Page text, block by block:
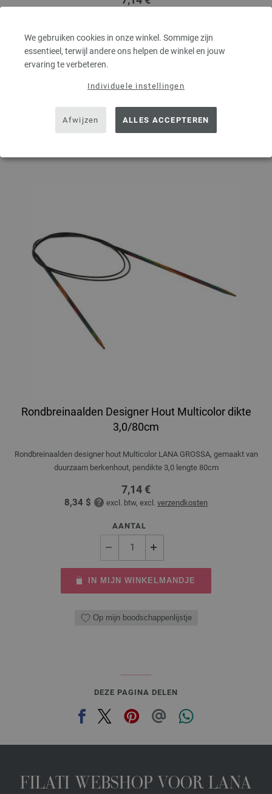
We gebruiken cookies in onze winkel. Sommige zijn
essentieel, terwijl andere ons helpen de winkel en jouw
ervaring te verbeteren.
Individuele instellingen
Afwijzen ALLES ACCEPTEREN
AANTAL
IN MIJN WINKELMANDJE
Rondbreinaalden Designer Hout Multicolor dikte
3,0/80cm
Rondbreinaalden designer hout Multicolor LANA GROSSA, gemaakt van
duurzaam berkenhout, pendikte 3,0 lengte 80cm
7,14 €
8,34 $ excl. btw, excl. verzendkosten
AANTAL
IN MIJN WINKELMANDJE
Op mijn boodschappenlijstje
DEZE PAGINA DELEN
FILATI WEBSHOP VOOR LANA